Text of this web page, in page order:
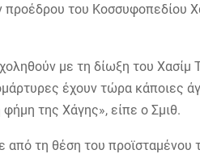
του Κοσσυφοπεδίου
με τη δίωξη του Χασίμ
έχουν τώρα κάποιες
της Χάγης», είπε ο Σμιθ.
από τη θέση του προϊσταμένου